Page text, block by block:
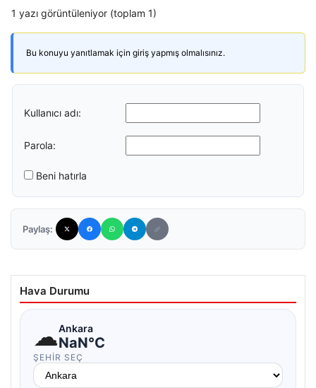
1 yazı görüntüleniyor (toplam 1)
Bu konuyu yanıtlamak için giriş yapmış olmalısınız.
Kullanıcı adı:
Parola:
Beni hatırla
Paylaş:
Hava Durumu
☁Ankara
NaN°C
ŞEHIR SEÇ